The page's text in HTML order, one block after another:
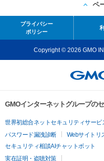
ペ
プライバシー
ポリシー
Copyright © 2026 GMO
GMOインターネットグループの
世界初総合ネットセキュリティサービ
パスワード漏洩診断
Webサイトリ
セキュリティ相談AIチャットボット
実在証明・盗聴対策